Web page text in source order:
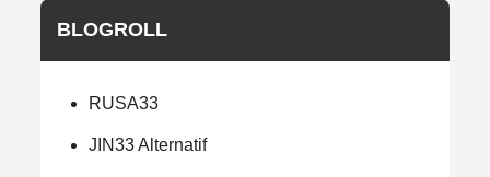
BLOGROLL
RUSA33
JIN33 Alternatif